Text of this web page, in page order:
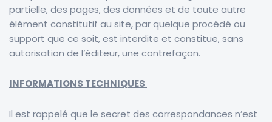
partielle, des pages, des données et de toute autre
élément constitutif au site, par quelque procédé ou
support que ce soit, est interdite et constitue, sans
autorisation de l’éditeur, une contrefaçon.
INFORMATIONS TECHNIQUES
Il est rappelé que le secret des correspondances n’est